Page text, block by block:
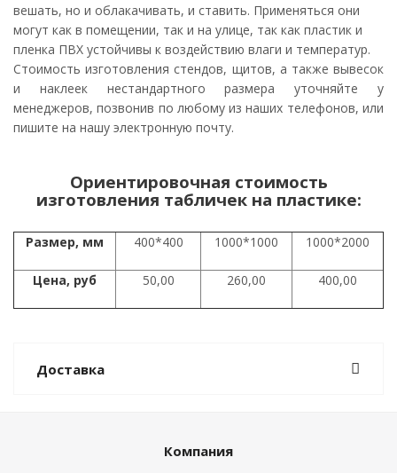
вешать, но и облакачивать, и ставить. Применяться они
могут как в помещении, так и на улице, так как пластик и
пленка ПВХ устойчивы к воздействию влаги и температур.
Стоимость изготовления стендов, щитов, а также вывесок
и наклеек нестандартного размера уточняйте у
менеджеров, позвонив по любому из наших телефонов, или
пишите на нашу электронную почту.
Ориентировочная стоимость
изготовления табличек на пластике:
Размер, мм 400*400 1000*1000 1000*2000
Цена, руб 50,00 260,00 400,00
Доставка
Компания